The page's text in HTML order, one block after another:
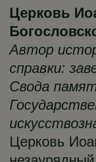
Церковь
Автор
справки:
Свода
Церковь